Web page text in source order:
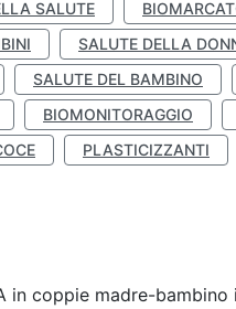
SALUTE
SALUTE DELLA
SALUTE DEL BAMBINO
BIOMONITORAGGIO
PLASTICIZZANTI
coppie madre-